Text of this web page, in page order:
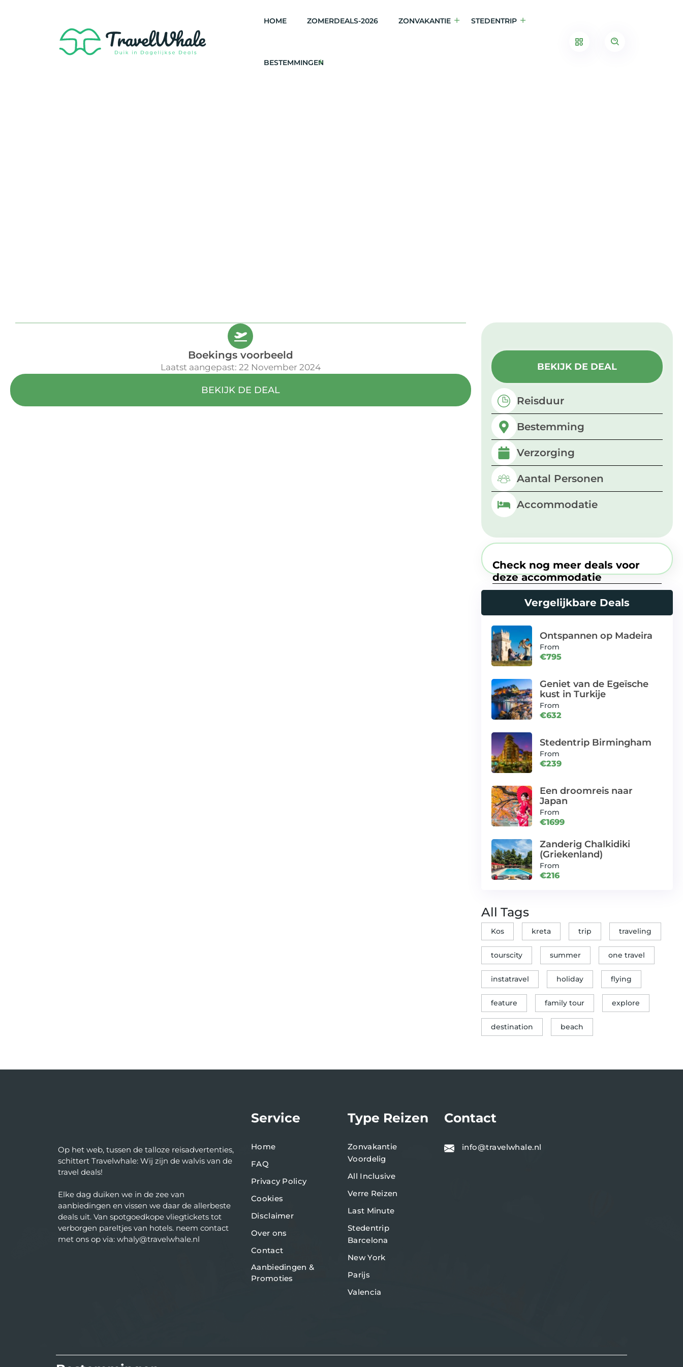
HOME ZOMERDEALS-2026 ZONVAKANTIE STEDENTRIP
BESTEMMINGEN
Boekings voorbeeld
Laatst aangepast: 22 November 2024
BEKIJK DE DEAL
BEKIJK DE DEAL
Reisduur
Bestemming
Verzorging
Aantal Personen
Accommodatie
Check nog meer deals voor
deze accommodatie
Vergelijkbare Deals
Ontspannen op Madeira
From
€795
Geniet van de Egeïsche
kust in Turkije
From
€632
Stedentrip Birmingham
From
€239
Een droomreis naar
Japan
From
€1699
Zanderig Chalkidiki
(Griekenland)
From
€216
All Tags
Kos kreta trip traveling
tourscity summer one travel
instatravel holiday flying
feature family tour explore
destination beach
Op het web, tussen de talloze reisadvertenties,
schittert Travelwhale: Wij zijn de walvis van de
travel deals!
Elke dag duiken we in de zee van
aanbiedingen en vissen we daar de allerbeste
deals uit. Van spotgoedkope vliegtickets tot
verborgen pareltjes van hotels. neem contact
met ons op via: whaly@travelwhale.nl
Service
Home
FAQ
Privacy Policy
Cookies
Disclaimer
Over ons
Contact
Aanbiedingen &
Promoties
Type Reizen
Zonvakantie
Voordelig
All Inclusive
Verre Reizen
Last Minute
Stedentrip
Barcelona
New York
Parijs
Valencia
Contact
info@travelwhale.nl